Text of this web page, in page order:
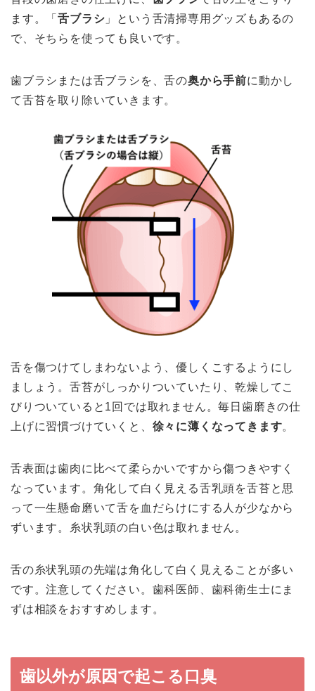
ます 。「舌ブラシ 」という舌清掃専用グッズもあるの
で、そちらを使っても良いです。
歯ブラシまたは舌ブラシを、舌の奥から手前に動かし
て舌苔を取り除いていきます。
舌を傷つけてしまわないよう、優しくこするようにし
ましょう。舌苔がしっかりついていたり、乾燥してこ
びりついていると1回では取れません。毎日歯磨きの仕
上げに習慣づけていくと、 徐々に薄くなってきます。
舌表面は歯肉に比べて柔らかいですから傷つきやすく
なっています。角化して白く見える舌乳頭を舌苔と思
って一生懸命磨いて舌を血だらけにする人が少なから
ずいます。糸状乳頭の白い色は取れません。
舌の糸状乳頭の先端は角化して白く見えることが多い
です。注意してください。歯科医師、歯科衛生士にま
ずは相談をおすすめします。
歯以外が原因で起こる口臭